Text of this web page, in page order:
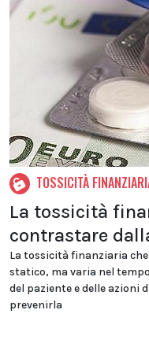
TOSSICITÀ
La tossicità
contrastare
La tossicità finanziaria
statico, ma varia nel
del paziente e delle azioni
prevenirla